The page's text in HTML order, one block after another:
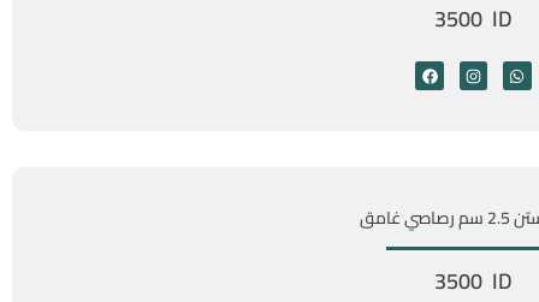
3500 ID
غامق
3500 ID